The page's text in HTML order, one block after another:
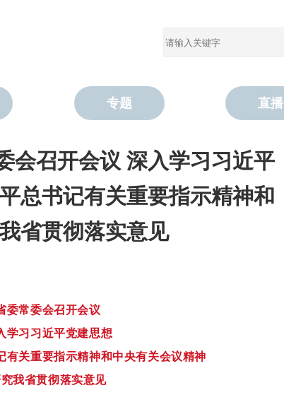
专题 直播
会召开会议 深入学习习近平
总书记有关重要指示精神和
省贯彻落实意见
委常委会召开会议
学习习近平党建思想
有关重要指示精神和中央有关会议精神
我省贯彻落实意见